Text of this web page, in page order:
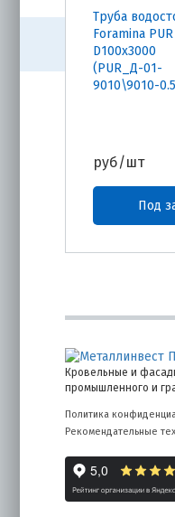
Труба
Foramina PUR
D100х3000
(PUR_Д-01-
9010\9010-
руб/шт
Под
Кровельные и
промышленного и
Политика
Рекомендательные